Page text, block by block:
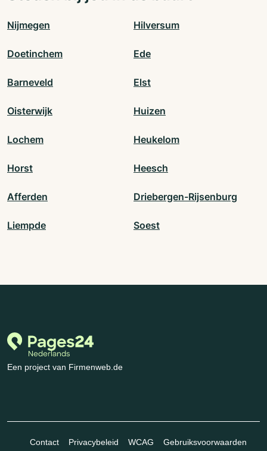
Nijmegen Hilversum
Doetinchem Ede
Barneveld Elst
Oisterwijk Huizen
Lochem Heukelom
Horst Heesch
Afferden Driebergen-Rijsenburg
Liempde Soest
Een project van Firmenweb.de
Contact Privacybeleid WCAG Gebruiksvoorwaarden